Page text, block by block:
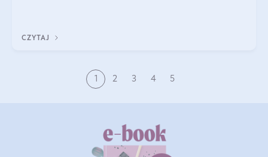
CZYTAJ
1 2 3 4 5